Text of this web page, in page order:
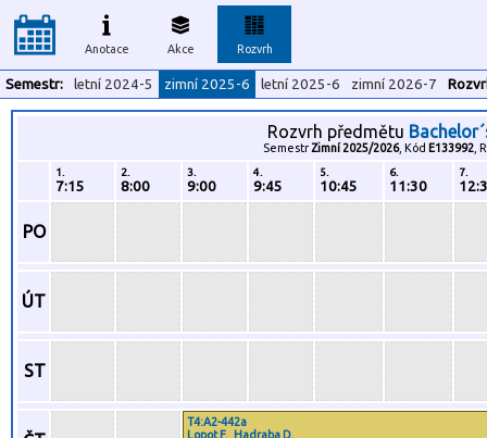
Anotace Akce Rozvrh
Semestr: letní 2024-5 zimní 2025-6 letní 2025-6 zimní 2026-7
Rozvrh předmětu
Semestr Zimní 2025/2026, Kód E133992 ,
1.
7:15
2.
8:00
3.
9:00
4.
9:45
5.
10:45
6.
11:30
7.
PO
ÚT
ST
T4:A2-442a
Lopot F. Hadraba D.